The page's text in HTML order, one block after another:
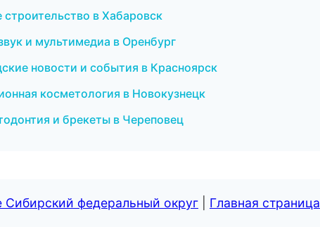
в Хабаровск
и мультимедиа в Оренбург
новости и события в Красноярск
косметология в Новокузнецк
и брекеты в Череповец
Сибирский федеральный округ Главная страница